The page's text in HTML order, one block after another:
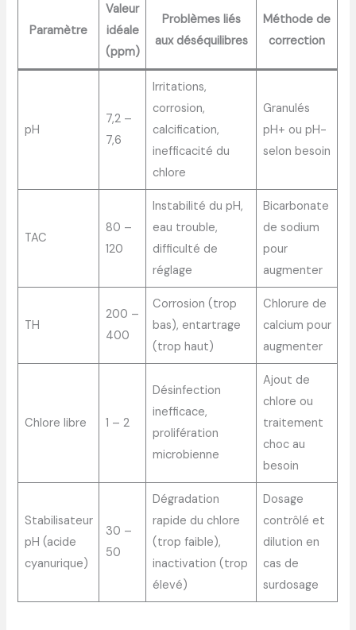
Paramètre
Valeur
idéale
(ppm)
Problèmes liés
aux déséquilibres
Méthode de
correction
pH
7,2 –
7,6
Irritations,
corrosion,
calcification,
inefficacité du
chlore
Granulés
pH+ ou pH-
selon besoin
TAC
80 –
120
Instabilité du pH,
eau trouble,
difficulté de
réglage
Bicarbonate
de sodium
pour
augmenter
TH
200 –
400
Corrosion (trop
bas), entartrage
(trop haut)
Chlorure de
calcium pour
augmenter
Chlore libre 1 – 2
Désinfection
inefficace,
prolifération
microbienne
Ajout de
chlore ou
traitement
choc au
besoin
Stabilisateur
pH (acide
cyanurique)
30 –
50
Dégradation
rapide du chlore
(trop faible),
inactivation (trop
élevé)
Dosage
contrôlé et
dilution en
cas de
surdosage